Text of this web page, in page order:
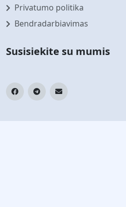
Privatumo politika
Bendradarbiavimas
Susisiekite su mumis